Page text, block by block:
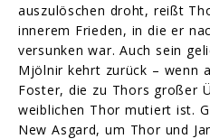
auszulöschen droht, reißt
innerem Frieden, in die er
versunken war. Auch sein
Mjölnir kehrt zurück – wenn
Foster, die zu Thors großer
weiblichen Thor mutiert ist.
New Asgard, um Thor und